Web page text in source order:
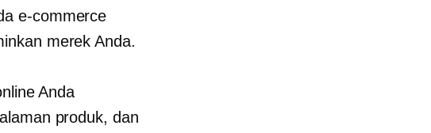
e-commerce
merek Anda.
Anda
produk, dan